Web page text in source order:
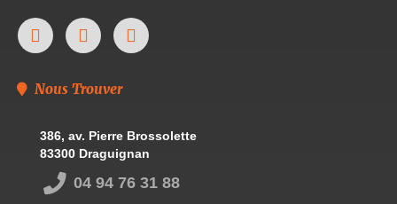
Nous Trouver
386, av. Pierre Brossolette
83300 Draguignan
04 94 76 31 88